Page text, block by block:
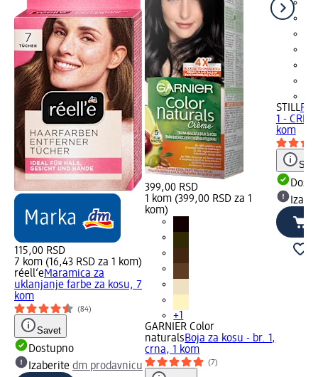
115,00 RSD
7 kom (16,43 RSD za 1 kom)
réell‘eMaramica za
uklanjanje farbe za kosu, 7
kom
(84)
Savet
Dostupno
Izaberite dm prodavnicu
399,00 RSD
1 kom (399,00 RSD za 1
kom)
+1
GARNIER Color
naturalsBoja za kosu - br. 1,
crna, 1 kom
(7)
STILL
1 -
kom